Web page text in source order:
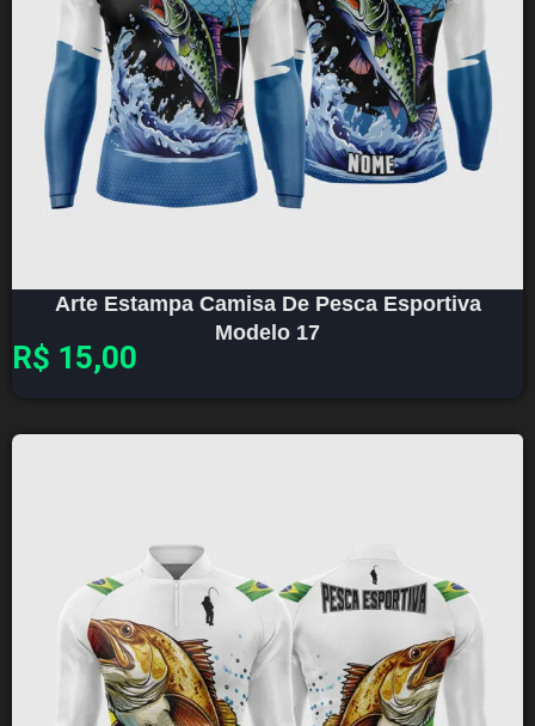
Arte Estampa Camisa De Pesca Esportiva
Modelo 17
R$ 15,00